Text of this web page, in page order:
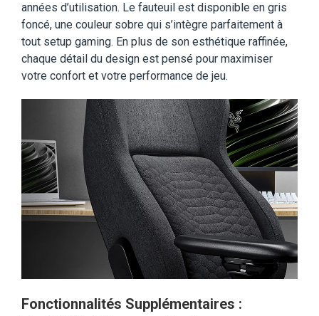
années d’utilisation. Le fauteuil est disponible en gris
foncé, une couleur sobre qui s’intègre parfaitement à
tout setup gaming. En plus de son esthétique raffinée,
chaque détail du design est pensé pour maximiser
votre confort et votre performance de jeu.
Fonctionnalités Supplémentaires :